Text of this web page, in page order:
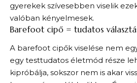
gyerekek szívesebben viselik
valóban kényelmesek.
Barefoot cipő = tudatos
A barefoot cipők viselése nem
egy testtudatos életmód része
kipróbálja, sokszor nem is akar